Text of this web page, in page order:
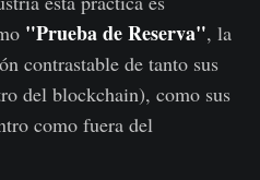
"Prueba de Reserva", la
contrastable de tanto sus
del blockchain), como sus
como fuera del